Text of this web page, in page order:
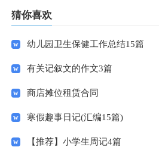
猜你喜欢
幼儿园卫生保健工作总结15篇
有关记叙文的作文3篇
商店摊位租赁合同
寒假趣事日记(汇编15篇)
【推荐】小学生周记4篇